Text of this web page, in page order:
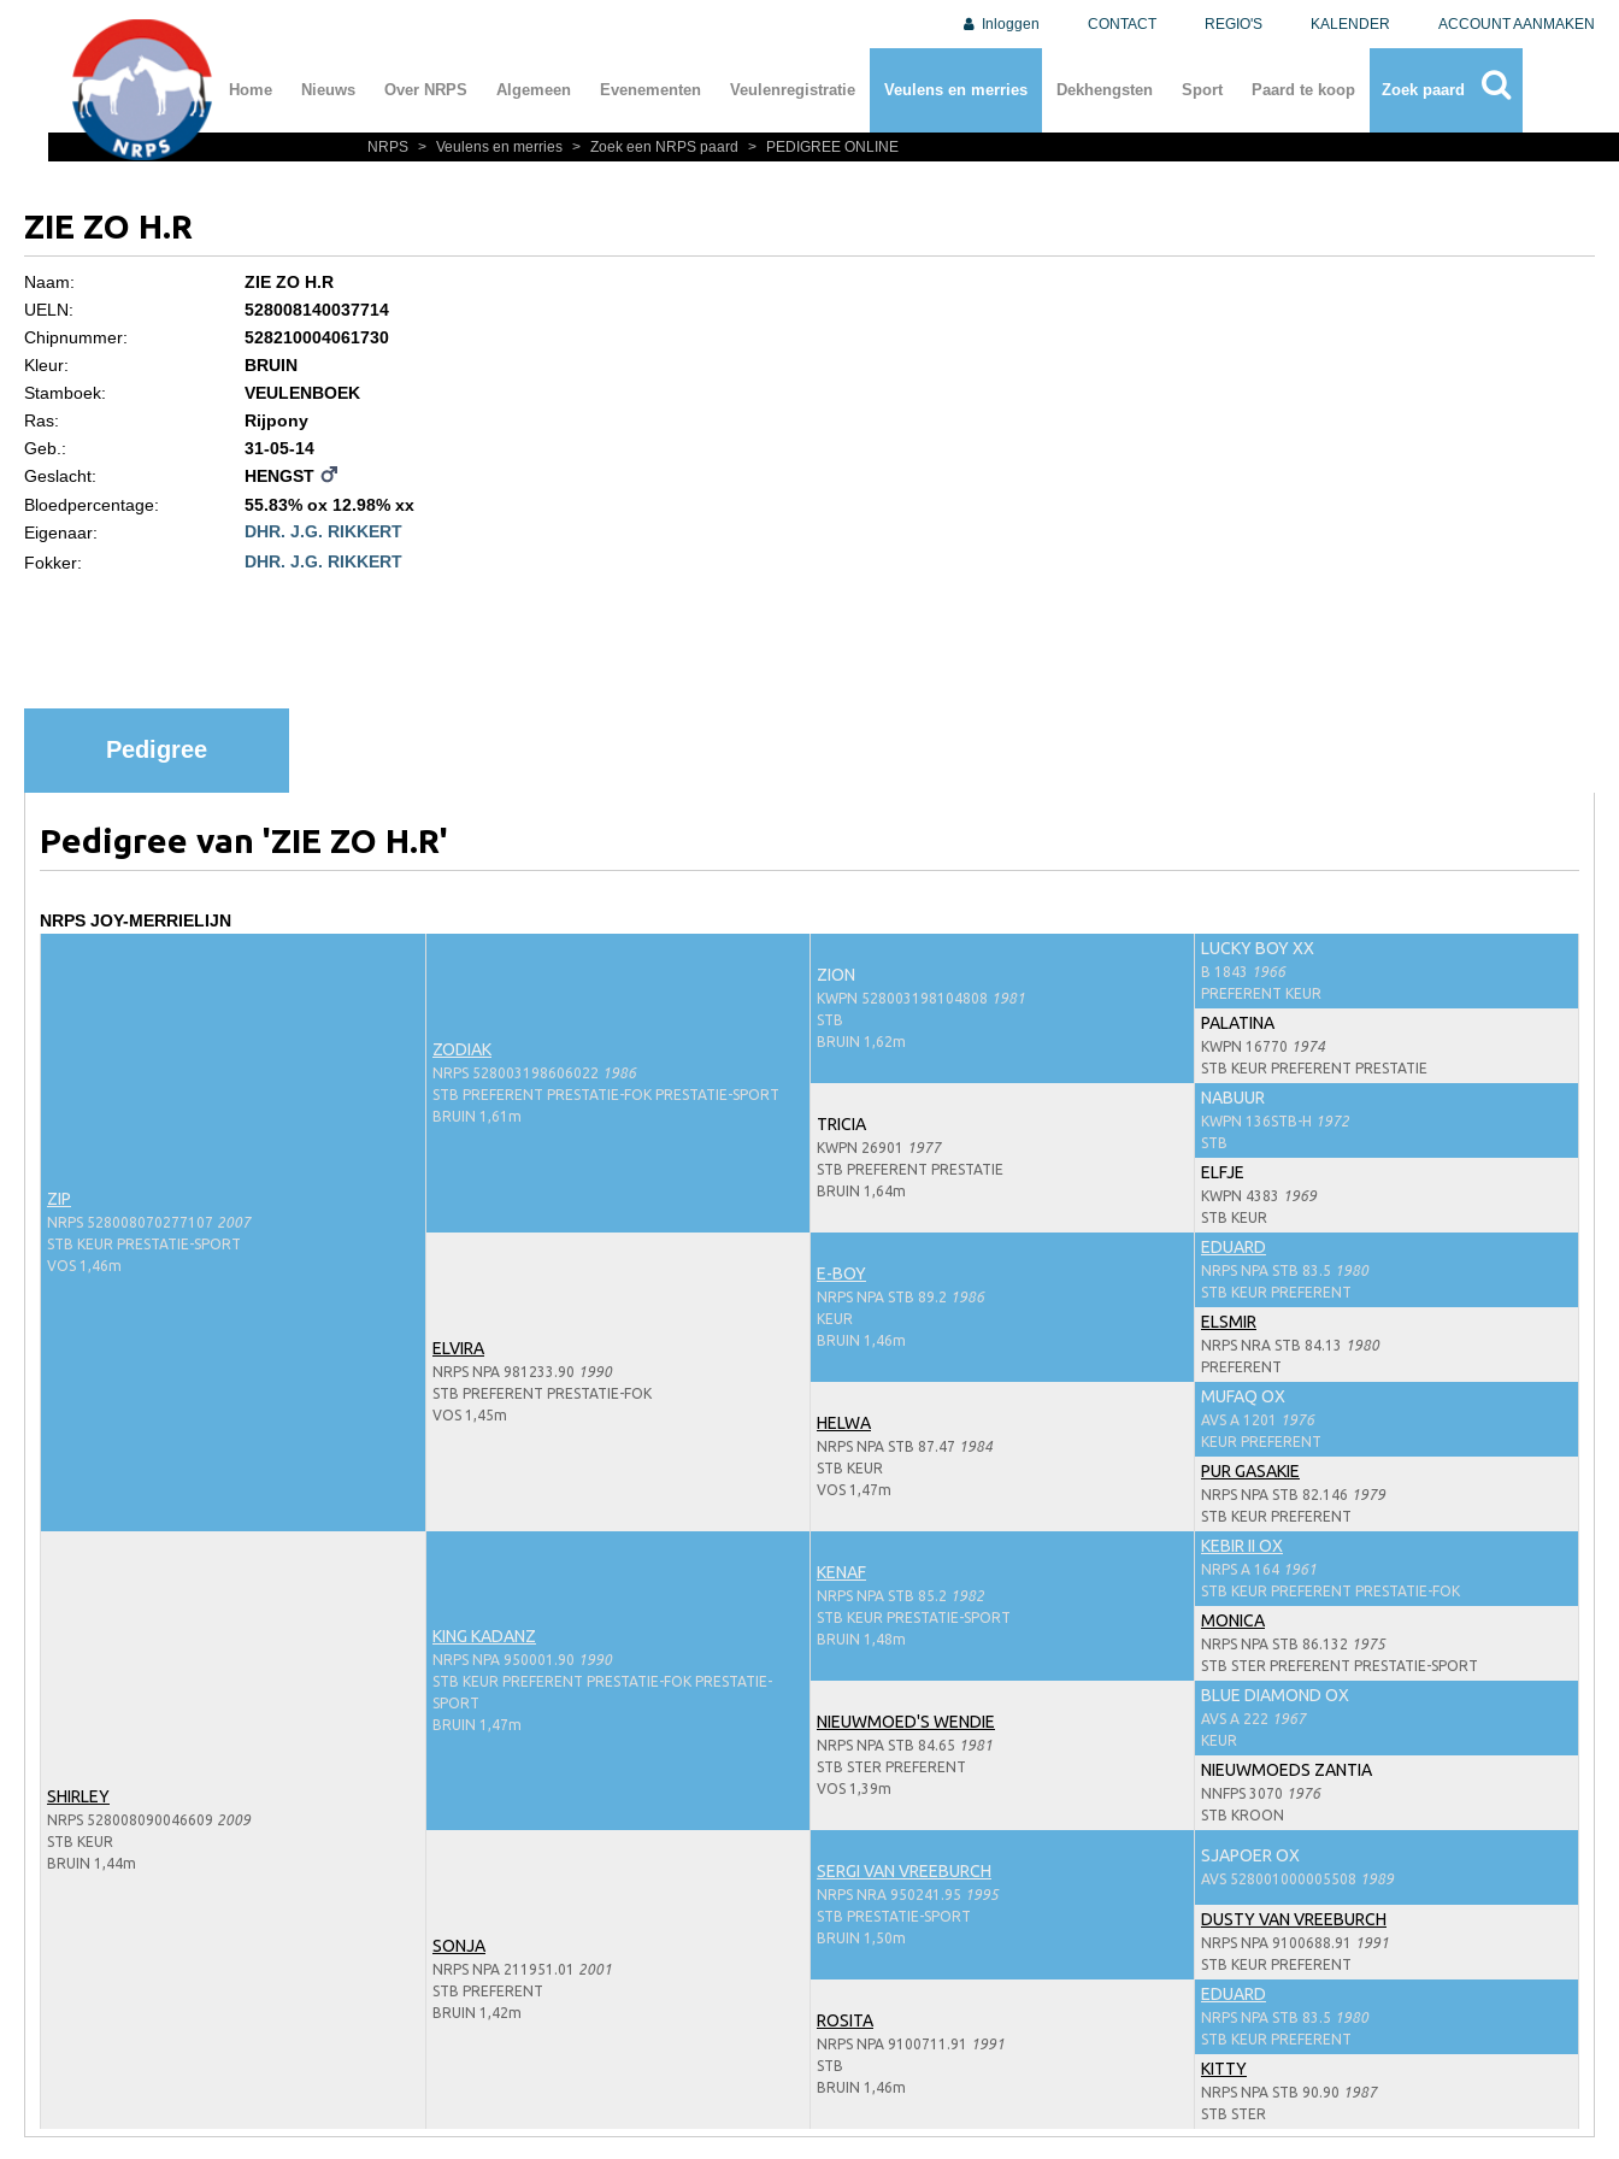
Inloggen CONTACT REGIO'S KALENDER ACCOUNT AANMAKEN
Home Nieuws Over NRPS Algemeen Evenementen Veulenregistratie Veulens en merries Dekhengsten Sport Paard te koop Zoek paard
Over NRPS
Statuten en reglementen
Algemeen
Informatie overschrijven paspoort
Animal Health Regulation
Gids voor Goede Praktijken
Marktplaats
Regionale Keuringen
Informatie aan je paard of pony toevoegen
Onze fokkerij
NRPS > Veulens en merries > Zoek een NRPS paard > PEDIGREE ONLINE
ZIE ZO H.R
Naam:
ZIE ZO H.R
UELN:
528008140037714
Chipnummer:
528210004061730
Kleur:
BRUIN
Stamboek:
VEULENBOEK
Ras:
Rijpony
Geb.:
31-05-14
Geslacht:
HENGST
Bloedpercentage:
55.83% ox 12.98% xx
Eigenaar:
DHR. J.G. RIKKERT
Fokker:
DHR. J.G. RIKKERT
Pedigree
Pedigree van 'ZIE ZO H.R'
NRPS JOY-MERRIELIJN
ZIP
NRPS 528008070277107 2007
STB KEUR PRESTATIE-SPORT
VOS 1,46m
ZODIAK
NRPS 528003198606022 1986
STB PREFERENT PRESTATIE-FOK PRESTATIE-SPORT
BRUIN 1,61m
ZION
KWPN 528003198104808 1981
STB
BRUIN 1,62m
LUCKY BOY XX
B 1843
1966
PREFERENT KEUR
PALATINA
KWPN 16770 1974
STB KEUR PREFERENT PRESTATIE
TRICIA
KWPN 26901
1977
STB PREFERENT PRESTATIE
BRUIN 1,64m
NABUUR
KWPN 136STB-H 1972
STB
ELFJE
KWPN 4383
1969
STB KEUR
ELVIRA
NRPS NPA 981233.90 1990
STB PREFERENT PRESTATIE-FOK
VOS 1,45m
E-BOY
NRPS NPA STB 89.2 1986
KEUR
BRUIN 1,46m
EDUARD
NRPS NPA STB 83.5 1980
STB KEUR PREFERENT
ELSMIR
NRPS NRA STB 84.13
1980
PREFERENT
HELWA
NRPS NPA STB 87.47 1984
STB KEUR
VOS 1,47m
MUFAQ OX
AVS A 1201
1976
KEUR PREFERENT
PUR GASAKIE
NRPS NPA STB 82.146 1979
STB KEUR PREFERENT
SHIRLEY
NRPS 528008090046609 2009
STB KEUR
BRUIN 1,44m
KING KADANZ
NRPS NPA 950001.90 1990
STB KEUR PREFERENT PRESTATIE-FOK PRESTATIE-
SPORT
BRUIN 1,47m
KENAF
NRPS NPA STB 85.2 1982
STB KEUR PRESTATIE-SPORT
BRUIN 1,48m
KEBIR II OX
NRPS A 164 1961
STB KEUR PREFERENT PRESTATIE-FOK
MONICA
NRPS NPA STB 86.132 1975
STB STER PREFERENT PRESTATIE-SPORT
NIEUWMOED'S WENDIE
NRPS NPA STB 84.65 1981
STB STER PREFERENT
VOS 1,39m
BLUE DIAMOND OX
AVS A 222 1967
KEUR
NIEUWMOEDS ZANTIA
NNFPS 3070 1976
STB KROON
SONJA
NRPS NPA 211951.01 2001
STB PREFERENT
BRUIN 1,42m
SERGI VAN VREEBURCH
NRPS NRA 950241.95 1995
STB PRESTATIE-SPORT
BRUIN 1,50m
SJAPOER OX
AVS 528001000005508 1989
DUSTY VAN VREEBURCH
NRPS NPA 9100688.91
1991
STB KEUR PREFERENT
ROSITA
NRPS NPA 9100711.91
1991
STB
BRUIN 1,46m
EDUARD
NRPS NPA STB 83.5 1980
STB KEUR PREFERENT
KITTY
NRPS NPA STB 90.90 1987
STB STER